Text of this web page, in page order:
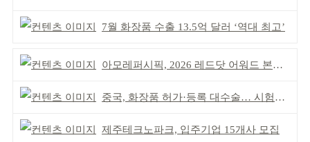
7월 화장품 수출 13.5억 달러 ‘역대 최고’
아모레퍼시픽, 2026 레드닷 어워드 본상 2개 수상
중국, 화장품 허가·등록 대수술… 시험자료 공용 허용
제주테크노파크, 입주기업 15개사 모집